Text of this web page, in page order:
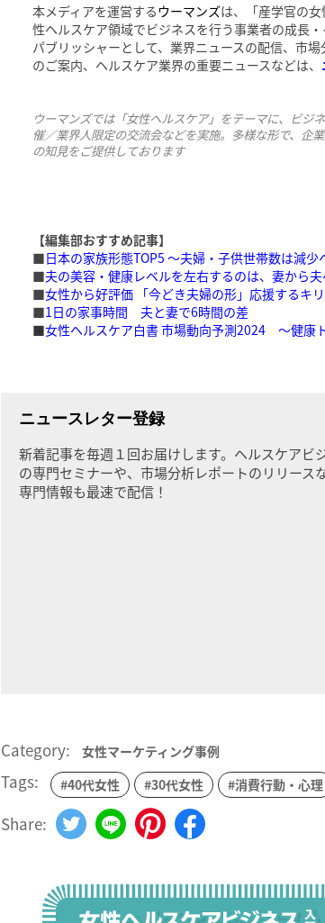
本メディアを運営する ウーマンズは、「産学官の
性ヘルスケア領域でビジネスを行う事業者の成長
パブリッシャーとして、業界ニュースの配信、市
のご案内、ヘルスケア業界の重要ニュースなどは、
ウーマンズでは「女性ヘルスケア」をテーマに、ビ
催／業界人限定の交流会などを実施。多様な形で、企
の知見をご提供しております
【編集部おすすめ記事】
■日本の家族形態TOP5 ～夫婦・子供世帯数は減少
■夫の美容・健康レベルを左右するのは、妻から
■女性から好評価 「今どき夫婦の形」応援するキ
■1日の家事時間 夫と妻で6時間の差
■女性ヘルスケア白書 市場動向予測2024 〜健康
ニュースレター登録
新着記事を毎週１回お届けします。ヘルスケアビ
の専門セミナーや、市場分析レポートのリリースな
専門情報も最速で配信！
Category: 女性マーケティング事例
Tags: #40代女性 #30代女性 #消費行動・心理
Share: